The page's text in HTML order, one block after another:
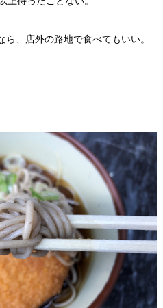
、店外の路地で食べてもいい。